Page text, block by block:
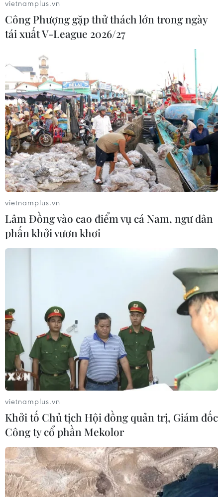
vietnamplus.vn
Công Phượng gặp thử thách lớn trong ngày
tái xuất V-League 2026/27
vietnamplus.vn
Lâm Đồng vào cao điểm vụ cá Nam, ngư dân
phấn khởi vươn khơi
vietnamplus.vn
Khởi tố Chủ tịch Hội đồng quản trị, Giám đốc
Công ty cổ phần Mekolor